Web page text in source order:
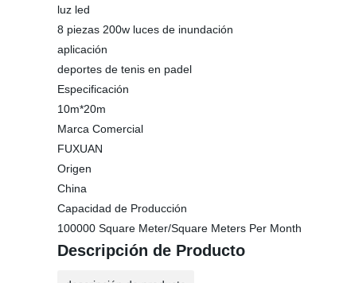
luz led
8 piezas 200w luces de inundación
aplicación
deportes de tenis en padel
Especificación
10m*20m
Marca Comercial
FUXUAN
Origen
China
Capacidad de Producción
100000 Square Meter/Square Meters Per Month
Descripción de Producto